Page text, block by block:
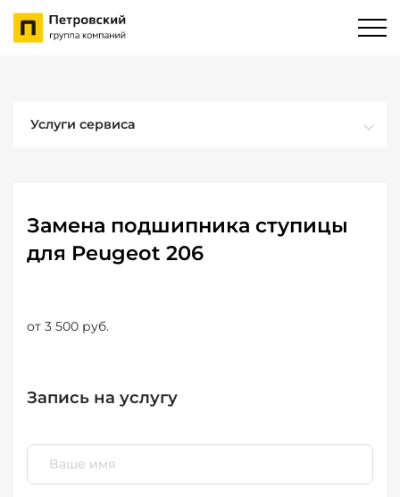
Услуги сервиса
Замена подшипника ступицы
для Peugeot 206
от 3 500 руб.
Запись на услугу